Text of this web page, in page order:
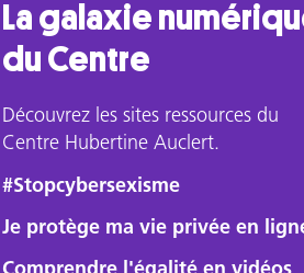
La galaxie
du Centre
Découvrez les sites ressources du
Centre Hubertine Auclert.
#Stopcybersexisme
Je protège ma vie privée en